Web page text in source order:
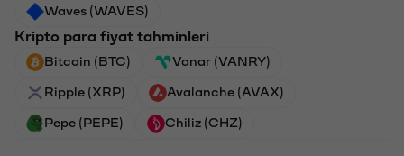
Waves (WAVES)
Kripto para fiyat tahminleri
Bitcoin (BTC) Vanar (VANRY)
Ripple (XRP) Avalanche (AVAX)
Pepe (PEPE) Chiliz (CHZ)